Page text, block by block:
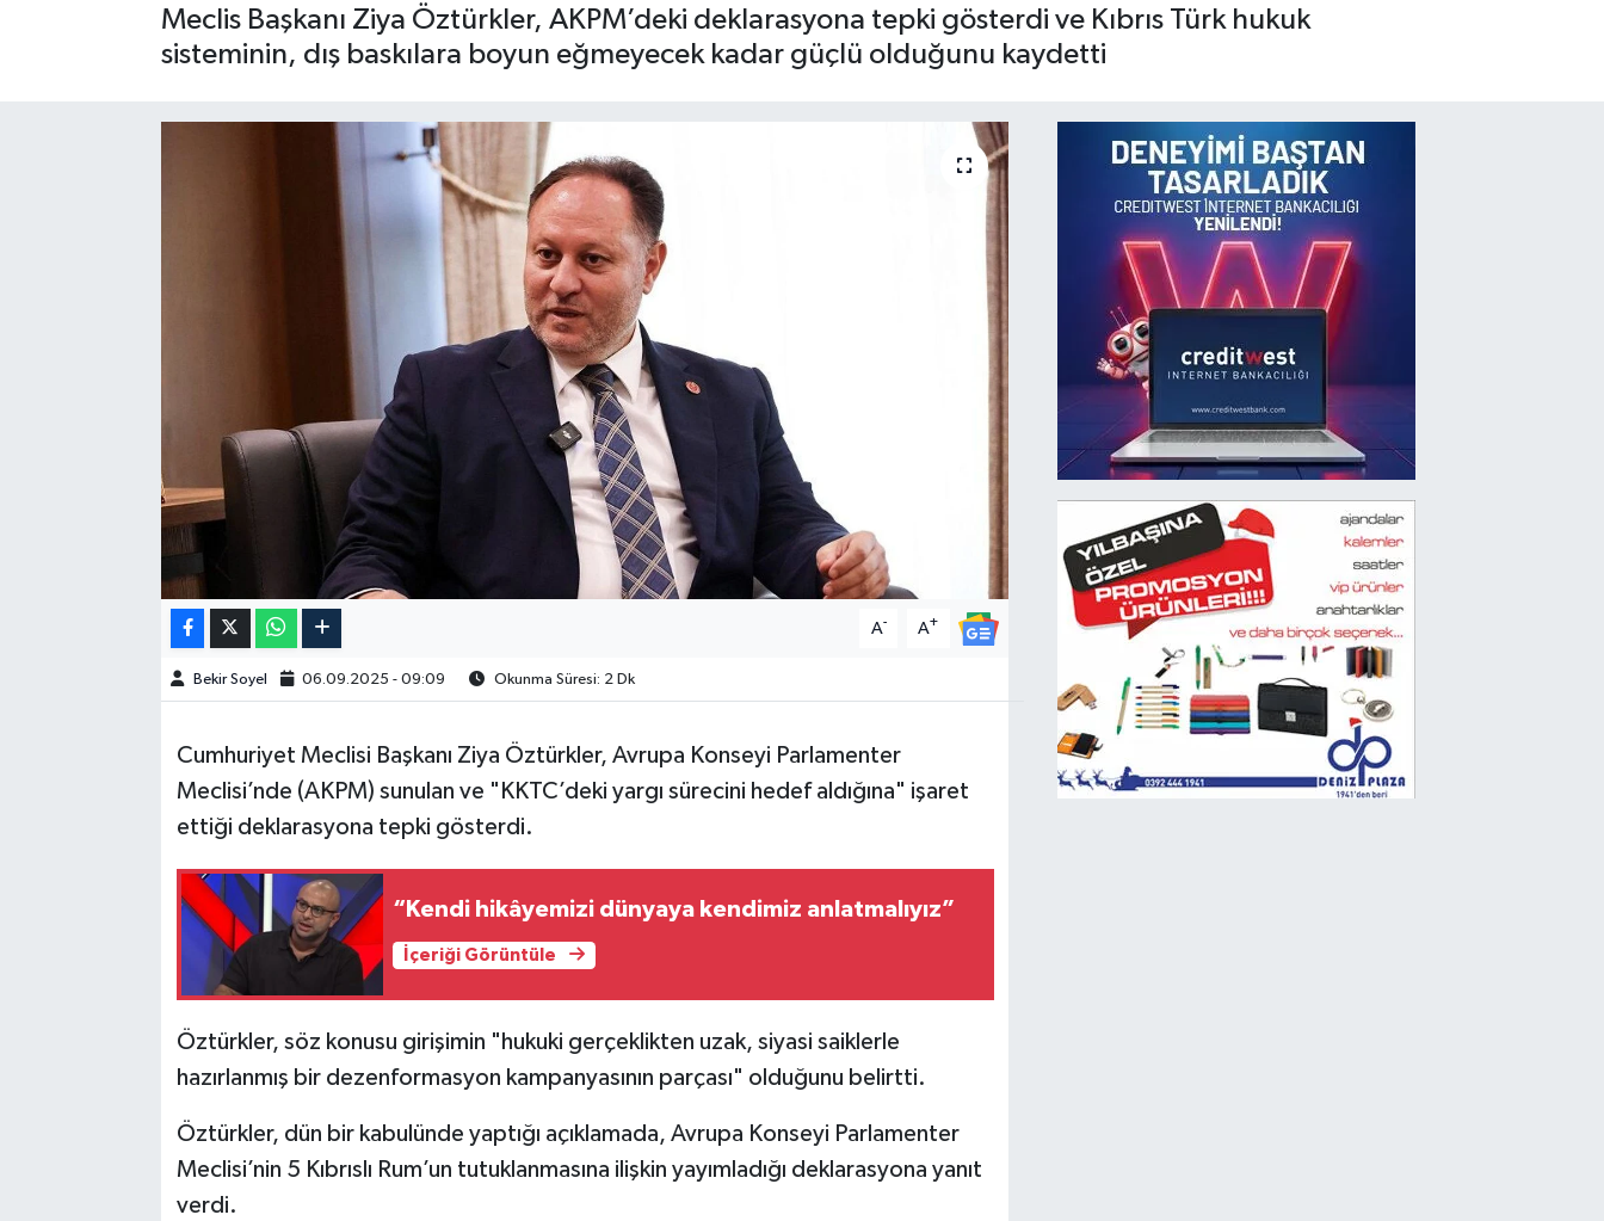
Meclis Başkanı Ziya Öztürkler, AKPM’deki deklarasyona tepki gösterdi ve Kıbrıs Türk hukuk
sisteminin, dış baskılara boyun eğmeyecek kadar güçlü olduğunu kaydetti
A- A+
Bekir Soyel 06.09.2025 - 09:09 Okunma Süresi: 2 Dk
Cumhuriyet Meclisi Başkanı Ziya Öztürkler, Avrupa Konseyi Parlamenter
Meclisi’nde (AKPM) sunulan ve "KKTC’deki yargı sürecini hedef aldığına" işaret
ettiği deklarasyona tepki gösterdi.
“Kendi hikâyemizi dünyaya kendimiz anlatmalıyız”
İçeriği Görüntüle
Öztürkler, söz konusu girişimin "hukuki gerçeklikten uzak, siyasi saiklerle
hazırlanmış bir dezenformasyon kampanyasının parçası" olduğunu belirtti.
Öztürkler, dün bir kabulünde yaptığı açıklamada, Avrupa Konseyi Parlamenter
Meclisi’nin 5 Kıbrıslı Rum’un tutuklanmasına ilişkin yayımladığı deklarasyona yanıt
verdi.